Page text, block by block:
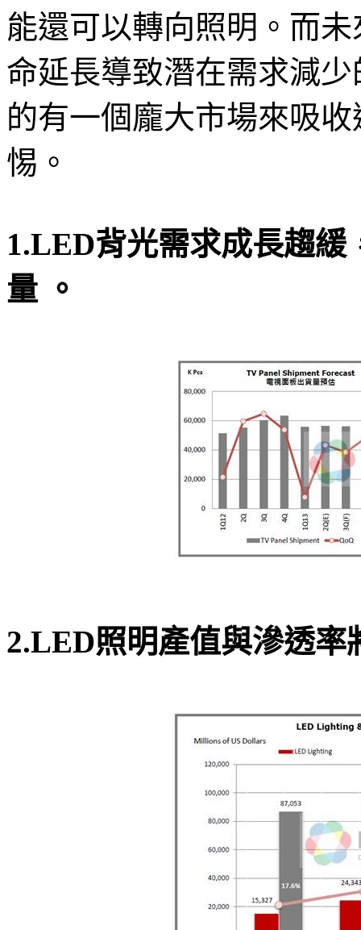
能還可以轉向照明。而
命延長導致潛在需求減
的有一個龐大市場來吸
惕。
1.LED背光需求成長趨
量 。
2.LED照明產值與滲透率